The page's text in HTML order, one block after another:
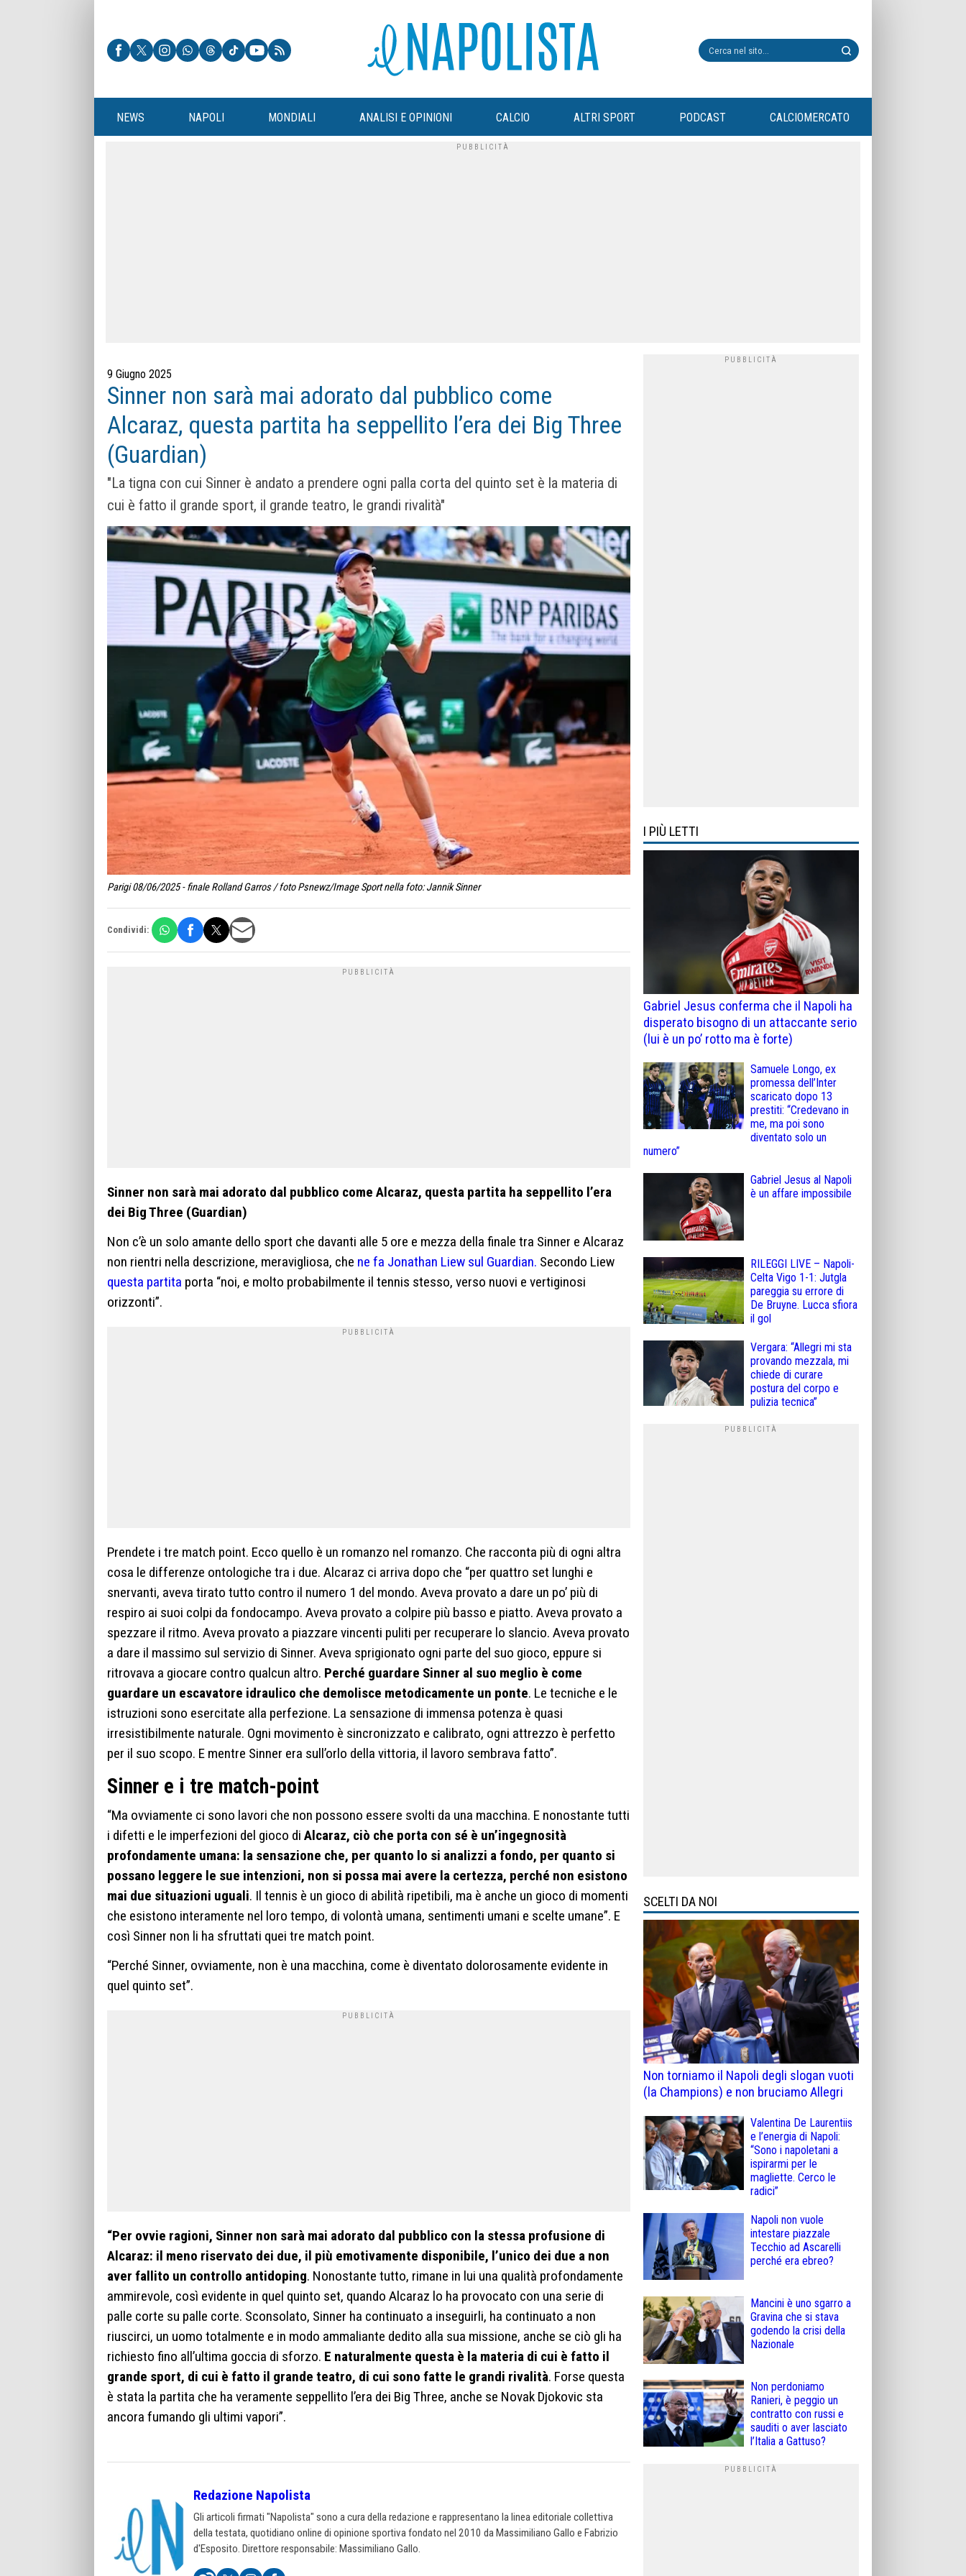
NEWS NAPOLI MONDIALI ANALISI E OPINIONI CALCIO ALTRI SPORT PODCAST CALCIOMERCATO
9 Giugno 2025
Sinner non sarà mai adorato dal pubblico come
Alcaraz, questa partita ha seppellito l’era dei Big Three
(Guardian)
"La tigna con cui Sinner è andato a prendere ogni palla corta del quinto set è la materia di
cui è fatto il grande sport, il grande teatro, le grandi rivalità"
Parigi 08/06/2025 - finale Rolland Garros / foto Psnewz/Image Sport nella foto: Jannik Sinner
Condividi:
Sinner non sarà mai adorato dal pubblico come Alcaraz, questa partita ha seppellito l’era
dei Big Three (Guardian)
Non c’è un solo amante dello sport che davanti alle 5 ore e mezza della finale tra Sinner e Alcaraz
non rientri nella descrizione, meravigliosa, che ne fa Jonathan Liew sul Guardian. Secondo Liew
questa partita porta “noi, e molto probabilmente il tennis stesso, verso nuovi e vertiginosi
orizzonti”.
Prendete i tre match point. Ecco quello è un romanzo nel romanzo. Che racconta più di ogni altra
cosa le differenze ontologiche tra i due. Alcaraz ci arriva dopo che “per quattro set lunghi e
snervanti, aveva tirato tutto contro il numero 1 del mondo. Aveva provato a dare un po’ più di
respiro ai suoi colpi da fondocampo. Aveva provato a colpire più basso e piatto. Aveva provato a
spezzare il ritmo. Aveva provato a piazzare vincenti puliti per recuperare lo slancio. Aveva provato
a dare il massimo sul servizio di Sinner. Aveva sprigionato ogni parte del suo gioco, eppure si
ritrovava a giocare contro qualcun altro. Perché guardare Sinner al suo meglio è come
guardare un escavatore idraulico che demolisce metodicamente un ponte. Le tecniche e le
istruzioni sono esercitate alla perfezione. La sensazione di immensa potenza è quasi
irresistibilmente naturale. Ogni movimento è sincronizzato e calibrato, ogni attrezzo è perfetto
per il suo scopo. E mentre Sinner era sull’orlo della vittoria, il lavoro sembrava fatto”.
Sinner e i tre match-point
“Ma ovviamente ci sono lavori che non possono essere svolti da una macchina. E nonostante tutti
i difetti e le imperfezioni del gioco di Alcaraz, ciò che porta con sé è un’ingegnosità
profondamente umana: la sensazione che, per quanto lo si analizzi a fondo, per quanto si
possano leggere le sue intenzioni, non si possa mai avere la certezza, perché non esistono
mai due situazioni uguali. Il tennis è un gioco di abilità ripetibili, ma è anche un gioco di momenti
che esistono interamente nel loro tempo, di volontà umana, sentimenti umani e scelte umane”. E
così Sinner non li ha sfruttati quei tre match point.
“Perché Sinner, ovviamente, non è una macchina, come è diventato dolorosamente evidente in
quel quinto set”.
“Per ovvie ragioni, Sinner non sarà mai adorato dal pubblico con la stessa profusione di
Alcaraz: il meno riservato dei due, il più emotivamente disponibile, l’unico dei due a non
aver fallito un controllo antidoping. Nonostante tutto, rimane in lui una qualità profondamente
ammirevole, così evidente in quel quinto set, quando Alcaraz lo ha provocato con una serie di
palle corte su palle corte. Sconsolato, Sinner ha continuato a inseguirli, ha continuato a non
riuscirci, un uomo totalmente e in modo ammaliante dedito alla sua missione, anche se ciò gli ha
richiesto fino all’ultima goccia di sforzo. E naturalmente questa è la materia di cui è fatto il
grande sport, di cui è fatto il grande teatro, di cui sono fatte le grandi rivalità. Forse questa
è stata la partita che ha veramente seppellito l’era dei Big Three, anche se Novak Djokovic sta
ancora fumando gli ultimi vapori”.
Redazione Napolista
Gli articoli firmati "Napolista" sono a cura della redazione e rappresentano la linea editoriale collettiva
della testata, quotidiano online di opinione sportiva fondato nel 2010 da Massimiliano Gallo e Fabrizio
d'Esposito. Direttore responsabile: Massimiliano Gallo.
I PIÙ LETTI
Gabriel Jesus conferma che il Napoli ha
disperato bisogno di un attaccante serio
(lui è un po’ rotto ma è forte)
Samuele Longo, ex
promessa dell’Inter
scaricato dopo 13
prestiti: “Credevano in
me, ma poi sono
diventato solo un
numero”
Gabriel Jesus al Napoli
è un affare impossibile
RILEGGI LIVE – Napoli-
Celta Vigo 1-1: Jutgla
pareggia su errore di
De Bruyne. Lucca sfiora
il gol
Vergara: “Allegri mi sta
provando mezzala, mi
chiede di curare
postura del corpo e
pulizia tecnica”
SCELTI DA NOI
Non torniamo il Napoli degli slogan vuoti
(la Champions) e non bruciamo Allegri
Valentina De Laurentiis
e l’energia di Napoli:
“Sono i napoletani a
ispirarmi per le
magliette. Cerco le
radici”
Napoli non vuole
intestare piazzale
Tecchio ad Ascarelli
perché era ebreo?
Mancini è uno sgarro a
Gravina che si stava
godendo la crisi della
Nazionale
Non perdoniamo
Ranieri, è peggio un
contratto con russi e
sauditi o aver lasciato
l’Italia a Gattuso?